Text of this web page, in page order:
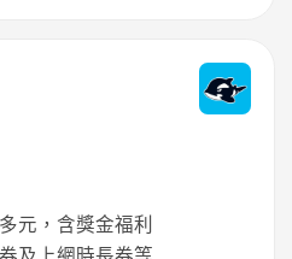
元，含獎金福利